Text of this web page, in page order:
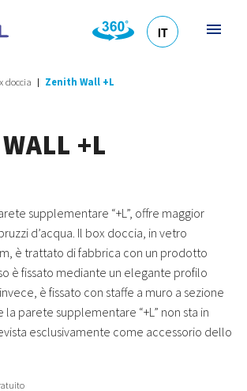
IT
doccia Zenith Wall +L
+L
supplementare “+L”, offre maggior
d’acqua. Il box doccia, in vetro
è trattato di fabbrica con un prodotto
è fissato mediante un elegante profilo
è fissato con staffe a muro a sezione
parete supplementare “+L” non sta in
esclusivamente come accessorio dello